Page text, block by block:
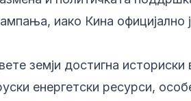
иако Кина официјално
земји достигна
енергетски ресурси,